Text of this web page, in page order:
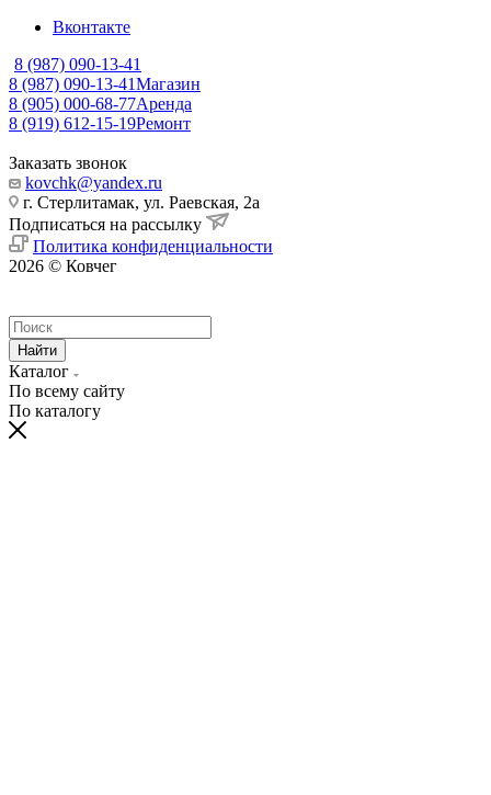
Вконтакте
8 (987) 090-13-41
8 (987) 090-13-41Магазин
8 (905) 000-68-77Аренда
8 (919) 612-15-19Ремонт
Заказать звонок
kovchk@yandex.ru
г. Стерлитамак, ул. Раевская, 2а
Подписаться на рассылку
Политика конфиденциальности
2026 © Ковчег
Найти
Каталог
По всему сайту
По каталогу